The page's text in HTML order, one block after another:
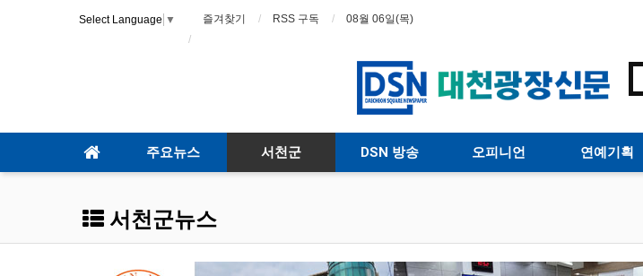
Select Language ▼ 즐겨찾기 RSS 구독 08월 06일(목)
주요뉴스 서천군 DSN 방송 오피니언 연예기획
서천군뉴스